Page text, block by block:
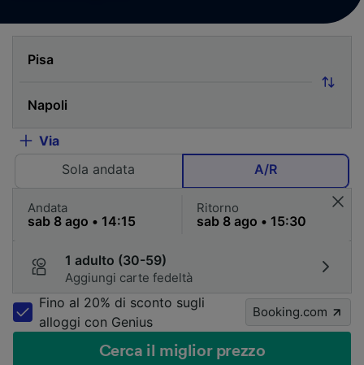
Via
Sola andata
A/R
Andata Ritorno
1 adulto (30-59)
Aggiungi carte fedeltà
Fino al 20% di sconto sugli
alloggi con Genius
Booking.com
Cerca il miglior prezzo